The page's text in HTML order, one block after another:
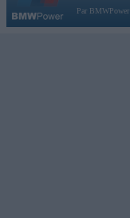
Par BMWPower